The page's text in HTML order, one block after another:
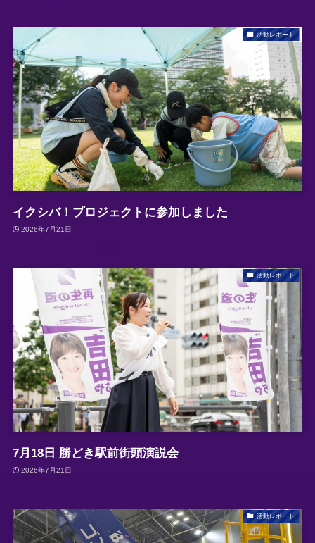
活動レポート
イクシバ！プロジェクトに参加しました
2026年7月21日
活動レポート
7月18日 勝どき駅前街頭演説会
2026年7月21日
活動レポート